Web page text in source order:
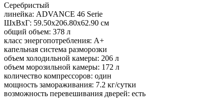
Серебристый
линейка: ADVANCE 46 Serie
ШхВхГ: 59.50х206.80х62.90 см
общий объем: 378 л
класс энергопотребления: A+
капельная система разморозки
объем холодильной камеры: 206 л
объем морозильной камеры: 172 л
количество компрессоров: один
мощность замораживания: 7.2 кг/сутки
возможность перевешивания дверей: есть